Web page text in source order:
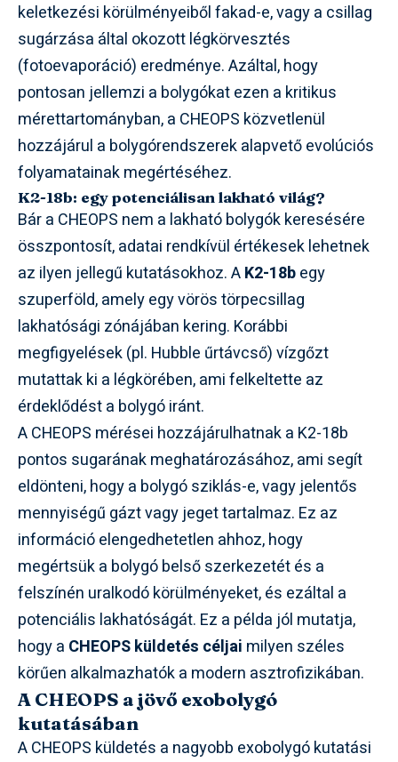
keletkezési körülményeiből fakad-e, vagy a csillag
sugárzása által okozott légkörvesztés
(fotoevaporáció) eredménye. Azáltal, hogy
pontosan jellemzi a bolygókat ezen a kritikus
mérettartományban, a CHEOPS közvetlenül
hozzájárul a bolygórendszerek alapvető evolúciós
folyamatainak megértéséhez.
K2-18b: egy potenciálisan lakható világ?
Bár a CHEOPS nem a lakható bolygók keresésére
összpontosít, adatai rendkívül értékesek lehetnek
az ilyen jellegű kutatásokhoz. AK2-18begy
szuperföld, amely egy vörös törpecsillag
lakhatósági zónájában kering. Korábbi
megfigyelések (pl. Hubble űrtávcső) vízgőzt
mutattak ki a légkörében, ami felkeltette az
érdeklődést a bolygó iránt.
A CHEOPS mérései hozzájárulhatnak a K2-18b
pontos sugarának meghatározásához, ami segít
eldönteni, hogy a bolygó sziklás-e, vagy jelentős
mennyiségű gázt vagy jeget tartalmaz. Ez az
információ elengedhetetlen ahhoz, hogy
megértsük a bolygó belső szerkezetét és a
felszínén uralkodó körülményeket, és ezáltal a
potenciális lakhatóságát. Ez a példa jól mutatja,
hogy a CHEOPS küldetés céljai milyen széles
körűen alkalmazhatók a modern asztrofizikában.
A CHEOPS a jövő exobolygó
kutatásában
A CHEOPS küldetés a nagyobb exobolygó kutatási